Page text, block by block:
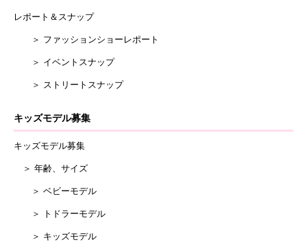
レポート＆スナップ
＞ ファッションショーレポート
＞ イベントスナップ
＞ ストリートスナップ
キッズモデル募集
キッズモデル募集
＞ 年齢、サイズ
＞ ベビーモデル
＞ トドラーモデル
＞ キッズモデル